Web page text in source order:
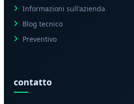
Informazioni sull'azienda
Blog tecnico
Preventivo
contatto